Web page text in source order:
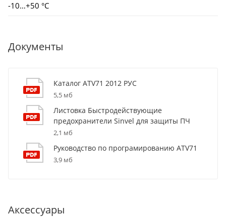
-10…+50 °С
Документы
Каталог ATV71 2012 РУС
5,5 мб
Листовка Быстродействующие
предохранители Sinvel для защиты ПЧ
2,1 мб
Руководство по програмированию ATV71
3,9 мб
Аксессуары